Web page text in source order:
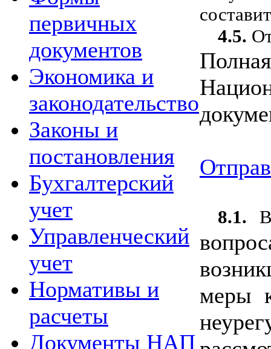
первичных
документов
Экономика и
законодательство
Законы и
постановления
Бухгалтерский
учет
Управленческий
учет
Нормативы и
расчеты
Документы НАП
4.5.
8.1.
меры